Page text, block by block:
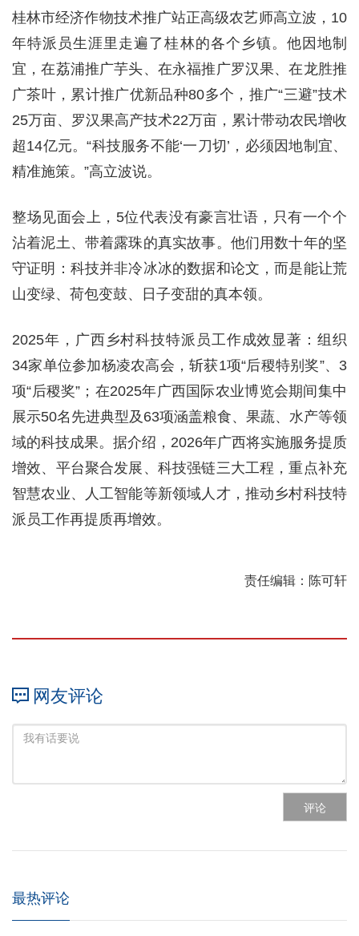
桂林市经济作物技术推广站正高级农艺师高立波，10
年特派员生涯里走遍了桂林的各个乡镇。他因地制
宜，在荔浦推广芋头、在永福推广罗汉果、在龙胜推
广茶叶，累计推广优新品种80多个，推广“三避”技术
25万亩、罗汉果高产技术22万亩，累计带动农民增收
超14亿元。“科技服务不能‘一刀切’，必须因地制宜、
精准施策。”高立波说。
整场见面会上，5位代表没有豪言壮语，只有一个个
沾着泥土、带着露珠的真实故事。他们用数十年的坚
守证明：科技并非冷冰冰的数据和论文，而是能让荒
山变绿、荷包变鼓、日子变甜的真本领。
2025年，广西乡村科技特派员工作成效显著：组织
34家单位参加杨凌农高会，斩获1项“后稷特别奖”、3
项“后稷奖”；在2025年广西国际农业博览会期间集中
展示50名先进典型及63项涵盖粮食、果蔬、水产等领
域的科技成果。据介绍，2026年广西将实施服务提质
增效、平台聚合发展、科技强链三大工程，重点补充
智慧农业、人工智能等新领域人才，推动乡村科技特
派员工作再提质再增效。
责任编辑：陈可轩
网友评论
评论
最热评论